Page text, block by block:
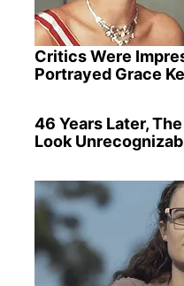
Critics Were
Portrayed Grace
46 Years Later,
Look